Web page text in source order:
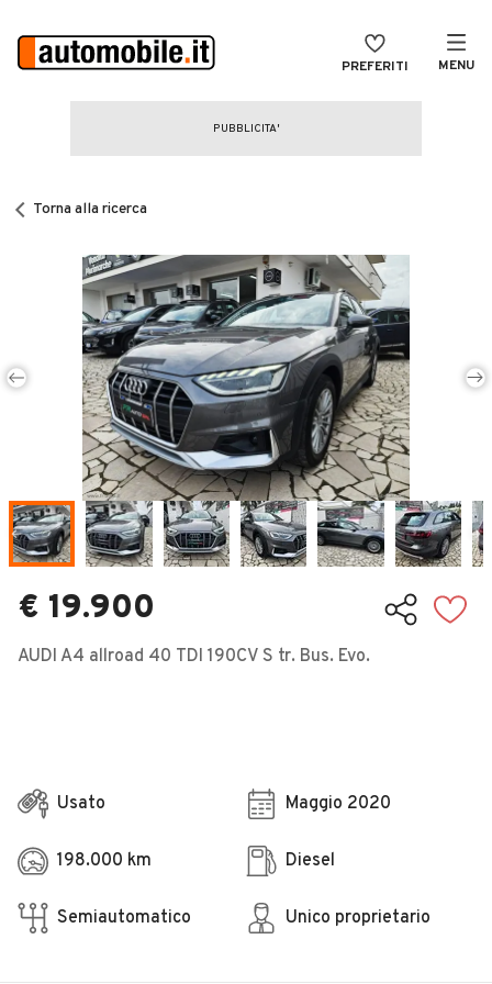
PREFERITI MENU
CERCA
Auto Nuove
Noleggio a lungo termine
Auto d'epoca
Moto
Camper
Veicoli Commerciali
Concessionari
Torna alla ricerca
€ 19.900
AUDI A4 allroad 40 TDI 190CV S tr. Bus. Evo.
Usato Maggio 2020
198.000 km Diesel
Semiautomatico Unico proprietario